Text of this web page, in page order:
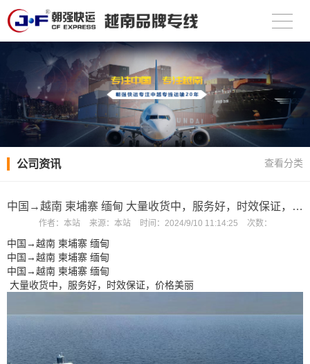
公司资讯 查看分类
中国→越南 柬埔寨 缅甸 大量收货中，服务好，时效保证，价格美丽
作者： 本站 来源： 本站 时间： 2024/9/10 11:14:25 次数：
中国→越南 柬埔寨 缅甸
中国→越南 柬埔寨 缅甸
中国→越南 柬埔寨 缅甸
大量收货中，服务好，时效保证，价格美丽